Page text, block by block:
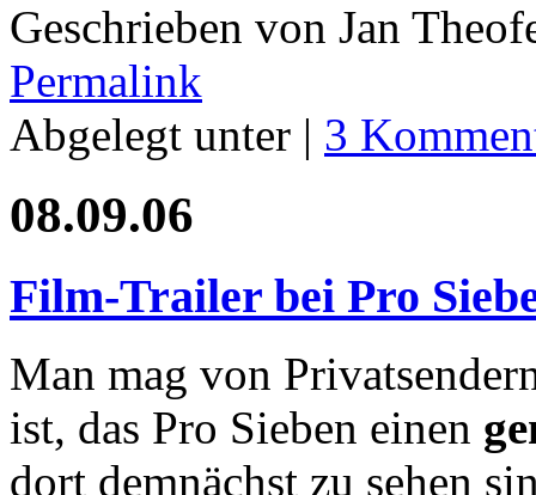
Geschrieben von Jan
Permalink
Abgelegt unter | 3
08.09.06
Film-Trailer bei Pro
Man mag von
ist, das Pro Sieben einen
dort demnächst zu sehen